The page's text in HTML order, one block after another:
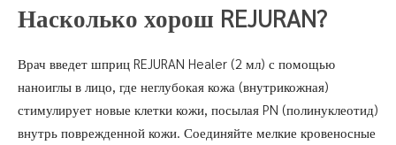
Насколько хорош REJURAN?
Врач введет шприц REJURAN Healer (2 мл) с помощью
наноиглы в лицо, где неглубокая кожа (внутрикожная)
стимулирует новые клетки кожи, посылая PN (полинуклеотид)
внутрь поврежденной кожи. Соединяйте мелкие кровеносные